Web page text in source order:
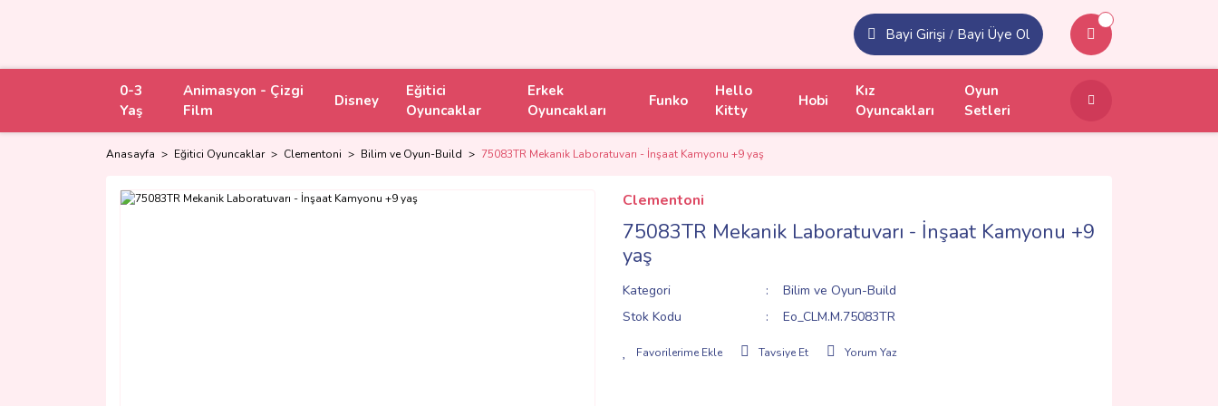
Bayi Girişi / Bayi Üye Ol
0-3
Yaş
Animasyon - Çizgi
Film
Disney
Eğitici
Oyuncaklar
Erkek
Oyuncakları
Funko
Hello
Kitty
Hobi
Kız
Oyuncakları
Oyun
Setleri
Anasayfa Eğitici Oyuncaklar Clementoni Bilim ve Oyun-Build 75083TR Mekanik Laboratuvarı - İnşaat Kamyonu +9 yaş
Clementoni
75083TR Mekanik Laboratuvarı - İnşaat Kamyonu +9
yaş
Kategori
Bilim ve Oyun-Build
Stok Kodu
Eo_CLM.M.75083TR
Tavsiye Et Yorum Yaz